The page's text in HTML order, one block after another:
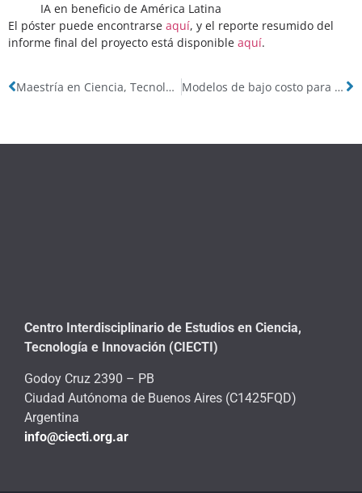
IA en beneficio de América Latina
El póster puede encontrarse aquí, y el reporte resumido del
informe final del proyecto está disponible aquí.
Maestría en Ciencia, Tecnología y Sociedad de la UNQ: charla informativa Modelos de bajo costo para facilitar la vigilancia epidemiológica automatizada con IA
Centro Interdisciplinario de Estudios en Ciencia,
Tecnología e Innovación (CIECTI)
Godoy Cruz 2390 – PB
Ciudad Autónoma de Buenos Aires (C1425FQD)
Argentina
info@ciecti.org.ar